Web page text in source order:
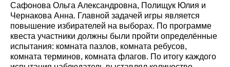
Сафонова Ольга Александровна, Полищук Юлия и
Чернакова Анна. Главной задачей игры является
повышение избирателей на выборах. По программе
квеста участники должны были пройти определённые
испытания: комната пазлов, комната ребусов,
комната терминов, комната флагов. По итогу каждого